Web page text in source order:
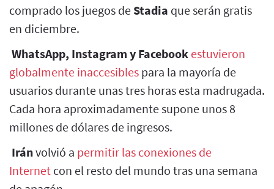
comprado los juegos de Stadia que serán gratis
en diciembre.
WhatsApp, Instagram y Facebook estuvieron
globalmente inaccesibles para la mayoría de
usuarios durante unas tres horas esta madrugada.
Cada hora aproximadamente supone unos 8
millones de dólares de ingresos.
Iránvolvió a permitir las conexiones de
Internet con el resto del mundo tras una semana